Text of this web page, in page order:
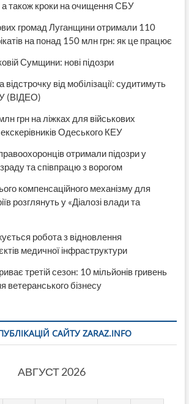
а також кроки на очищення СБУ
громад Луганщини отримали 110
на понад 150 млн грн: як це працює
Сумщини: нові підозри
від мобілізації: судитимуть
(ВІДЕО)
грн на ліжках для військових
Одеського КЕУ
отримали підозри у
та співпрацю з ворогом
компенсаційного механізму для
розглянуть у «Діалозі влади та
робота з відновлення
медичної інфраструктури
третій сезон: 10 мільйонів гривень
ветеранського бізнесу
САЙТУ ZARAZ.INFO
АВГУСТ 2026